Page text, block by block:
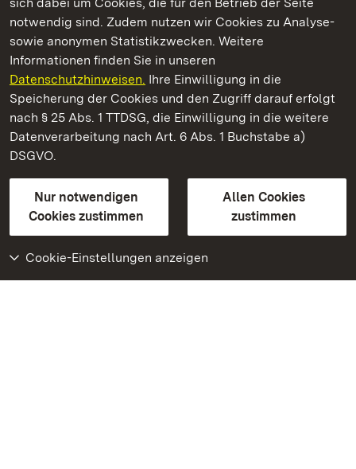
notwendig sind. Zudem nutzen wir Cookies zu Analyse-
sowie anonymen Statistikzwecken. Weitere
Informationen finden Sie in unseren
Datenschutzhinweisen. Ihre Einwilligung in die
Speicherung der Cookies und den Zugriff darauf erfolgt
nach § 25 Abs. 1 TTDSG, die Einwilligung in die weitere
Datenverarbeitung nach Art. 6 Abs. 1 Buchstabe a)
DSGVO.
Nur notwendigen
Cookies zustimmen
Allen Cookies
zustimmen
Cookie-Einstellungen anzeigen
Staatliche Schlösser und Gärten Baden‑Württemberg
Staatliche Schlösser und Gärten Baden-Württemberg
Kontakt
GebärdenspracheLeichte Sprache
Erklärung zur Barrierefreiheit
BITV-konform (geprüfte Seiten)
Weiteres